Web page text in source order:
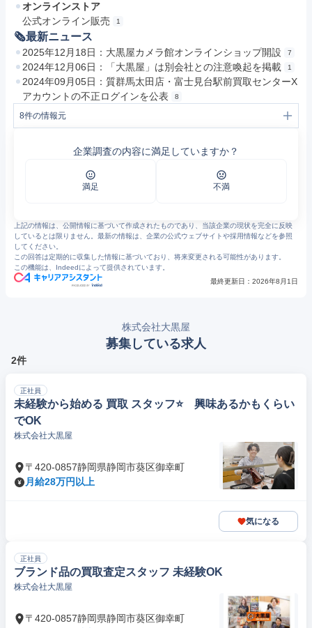
オンラインストア
公式オンライン販売
1
🗞最新ニュース
2025年12月18日：大黒屋カメラ館オンラインショップ開設 7
2024年12月06日：「大黒屋」は別会社との注意喚起を掲載 1
2024年09月05日：質群馬太田店・富士見台駅前買取センターX
アカウントの不正ログインを公表
8
8件の情報元
大黒屋の主なブランド買取店舗｜大黒屋
質・買取LINE査定 | 質屋の大黒屋【公式】
会社概要｜大黒屋宅配買取センター
企業調査の内容に満足していますか？
満足 不満
上記の情報は、公開情報に基づいて作成されたものであり、当該企業の現状を完全に反映
しているとは限りません。最新の情報は、企業の公式ウェブサイトや採用情報などを参照
してください。
この回答は定期的に収集した情報に基づいており、将来変更される可能性があります。
この機能は、Indeedによって提供されています。
最終更新日： 2026年8月1日
株式会社大黒屋
募集している求人
2件
正社員
未経験から始める 買取 スタッフ⭐ 興味あるかもくらい
でOK
株式会社大黒屋
〒420-0857静岡県静岡市葵区御幸町
月給28万円以上
気になる
正社員
ブランド品の買取査定スタッフ 未経験OK
株式会社大黒屋
〒420-0857静岡県静岡市葵区御幸町